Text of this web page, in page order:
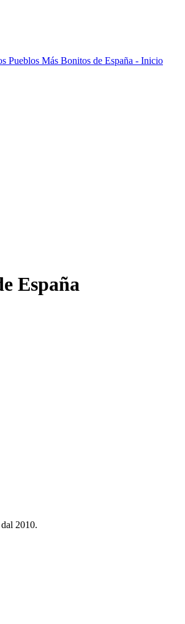
Pueblos Más Bonitos de España - Inicio
España
2010.